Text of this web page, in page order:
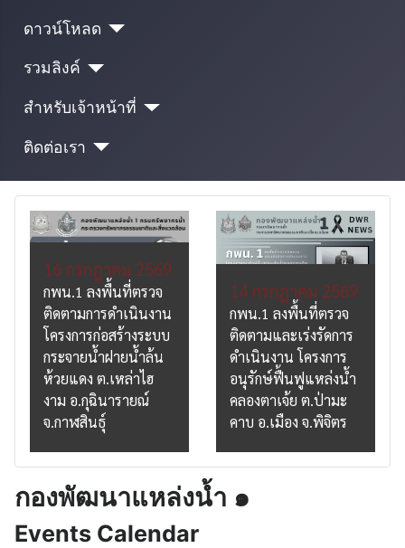
ดาวน์โหลด
รวมลิงค์
สำหรับเจ้าหน้าที่
ติดต่อเรา
16 กรกฎาคม 2569
กพน.1 ลงพื้นที่ตรวจ
ติดตามการดำเนินงาน
โครงการก่อสร้างระบบ
กระจายน้ำฝายน้ำล้น
ห้วยแดง ต.เหล่าไฮ
งาม อ.กุฉินารายณ์
จ.กาฬสินธุ์
14 กรกฎาคม 2569
กพน.1 ลงพื้นที่ตรวจ
ติดตามและเร่งรัดการ
ดำเนินงาน โครงการ
อนุรักษ์ฟื้นฟูแหล่งน้ำ
คลองตาเจ้ย ต.ป่ามะ
คาบ อ.เมือง จ.พิจิตร
กองพัฒนาแหล่งน้ำ ๑
Events Calendar